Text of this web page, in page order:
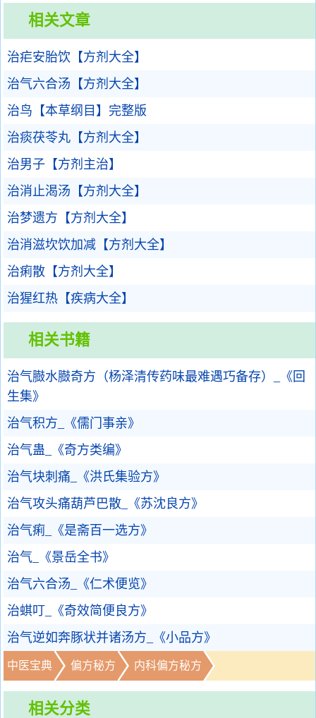
相关文章
治疟安胎饮【方剂大全】
治气六合汤【方剂大全】
治鸟【本草纲目】完整版
治痰茯苓丸【方剂大全】
治男子【方剂主治】
治消止渴汤【方剂大全】
治梦遗方【方剂大全】
治消滋坎饮加减【方剂大全】
治痢散【方剂大全】
治猩红热【疾病大全】
相关书籍
治气臌水臌奇方（杨泽清传药味最难遇巧备存）_《回
生集》
治气积方_《儒门事亲》
治气蛊_《奇方类编》
治气块刺痛_《洪氏集验方》
治气攻头痛葫芦巴散_《苏沈良方》
治气痢_《是斋百一选方》
治气_《景岳全书》
治气六合汤_《仁术便览》
治蜞叮_《奇效简便良方》
治气逆如奔豚状并诸汤方_《小品方》
中医宝典 偏方秘方 内科偏方秘方
相关分类